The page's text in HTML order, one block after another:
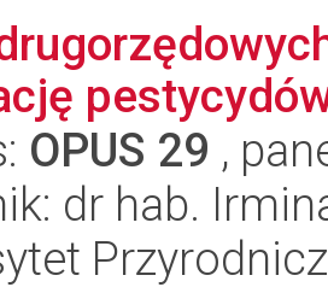
OPUS 29 ,
dr hab.